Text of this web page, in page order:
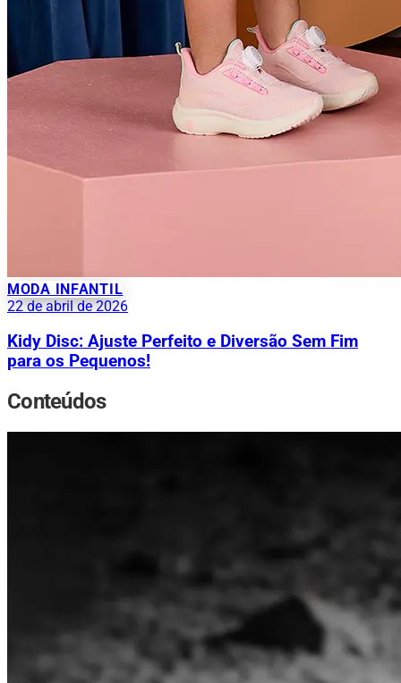
MODA INFANTIL
22 de abril de 2026
Kidy Disc: Ajuste Perfeito e Diversão Sem Fim
para os Pequenos!
Conteúdos